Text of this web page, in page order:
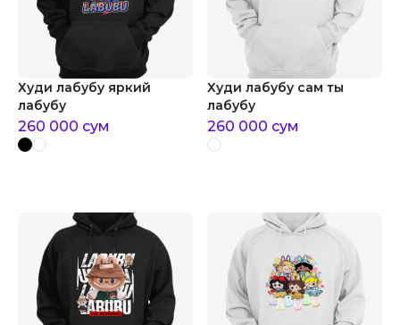
Худи лабубу яркий
лабубу
260 000 сум
Худи лабубу сам ты
лабубу
260 000 сум